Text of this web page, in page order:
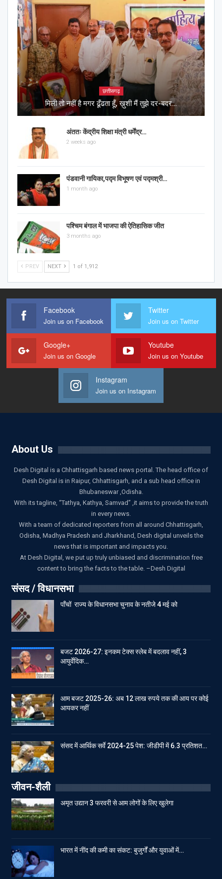
छत्तीसगढ़
मिली तो नहीं है मगर ढूँढता हूँ, ख़ुशी मैं तुझे दर-बदर…
अंततः केंद्रीय शिक्षा मंत्री धर्मेंद्र…
2 weeks ago
पंडवानी गायिका,पद्म विभूषण एवं पद्मश्री…
1 month ago
पश्चिम बंगाल में भाजपा की ऐतिहासिक जीत
3 months ago
PREV NEXT 1 of 1,912
Facebook
Join us on Facebook
Twitter
Join us on Twitter
Google+
Join us on Google
Youtube
Join us on Youtube
Instagram
Join us on Instagram
About Us
Desh Digital is a Chhattisgarh based news portal. The head office of
Desh Digital is in Raipur, Chhattisgarh, and a sub head office in
Bhubaneswar ,Odisha.
With its tagline, “Tathya, Kathya, Samvad” ,it aims to provide the truth
in every news.
With a team of dedicated reporters from all around Chhattisgarh,
Odisha, Madhya Pradesh and Jharkhand, Desh digital unveils the
news that is important and impacts you.
At Desh Digital, we put up truly unbiased and discrimination free
content to bring the facts to the table. –Desh Digital
संसद / विधानसभा
पाँचों राज्य के विधानसभा चुनाव के नतीजे 4 मई को
बजट 2026-27: इनकम टेक्स स्लेब में बदलाव नहीं, 3
आयुर्वेदिक…
आम बजट 2025-26: अब 12 लाख रुपये तक की आय पर कोई
आयकर नहीं
संसद में आर्थिक सर्वे 2024-25 पेश: जीडीपी में 6.3 प्रतिशत…
जीवन-शैली
अमृत उद्यान 3 फरवरी से आम लोगों के लिए खुलेगा
भारत में नींद की कमी का संकट: बुजुर्गों और युवाओं में…